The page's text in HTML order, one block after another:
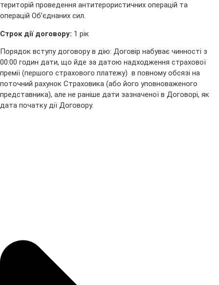
територій проведення антитерористичних операцій та
операцій Об’єднаних сил.
Строк дії договору: 1 рік
Порядок вступу договору в дію: Договір набуває чинності з
00:00 годин дати, що йде за датою надходження страхової
премії (першого страхового платежу) в повному обсязі на
поточний рахунок Страховика (або його уповноваженого
представника), але не раніше дати зазначеної в Договорі, як
дата початку дії Договору.